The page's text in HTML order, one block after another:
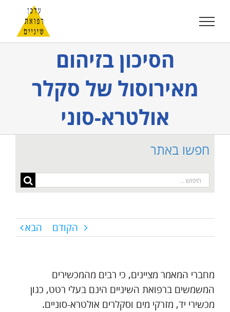
לתוכן
הסיכון בזיהום
מאירוסול של סקלר
אולטרא-סוני
הקודם הבא
מחברי המאמר מציינים, כי רבים מהמכשירים
המשמשים ברפואת השיניים הינם בעלי רטט, כגון
מכשירי יד, מזרקי מים וסקלרים אולטרא-סוניים.
חפשו באתר
חיפוש...